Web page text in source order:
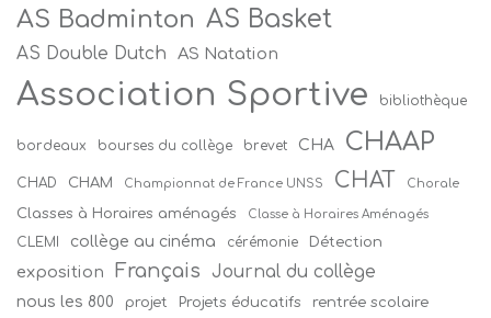
AS Badminton AS Basket
AS Double Dutch AS Natation
Association Sportive bibliothèque
bordeaux bourses du collège brevet CHA CHAAP
CHAD CHAM Championnat de France UNSS CHAT Chorale
Classes à Horaires aménagés Classe à Horaires Aménagés
CLEMI collège au cinéma cérémonie Détection
exposition Français Journal du collège
nous les 800 projet Projets éducatifs rentrée scolaire